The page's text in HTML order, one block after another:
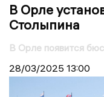
В Орле
Столыпина
В Орле появится
28/03/2025 13:00